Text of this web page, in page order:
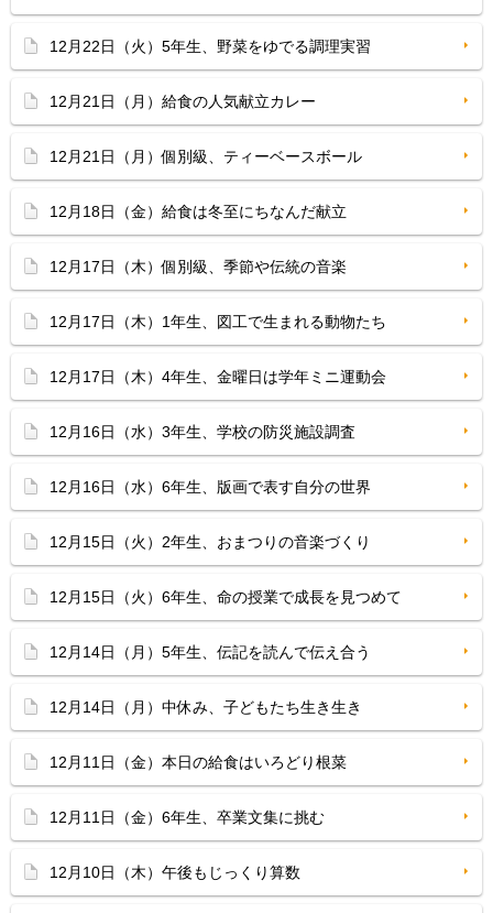
12月22日（火）5年生、野菜をゆでる調理実習
12月21日（月）給食の人気献立カレー
12月21日（月）個別級、ティーベースボール
12月18日（金）給食は冬至にちなんだ献立
12月17日（木）個別級、季節や伝統の音楽
12月17日（木）1年生、図工で生まれる動物たち
12月17日（木）4年生、金曜日は学年ミニ運動会
12月16日（水）3年生、学校の防災施設調査
12月16日（水）6年生、版画で表す自分の世界
12月15日（火）2年生、おまつりの音楽づくり
12月15日（火）6年生、命の授業で成長を見つめて
12月14日（月）5年生、伝記を読んで伝え合う
12月14日（月）中休み、子どもたち生き生き
12月11日（金）本日の給食はいろどり根菜
12月11日（金）6年生、卒業文集に挑む
12月10日（木）午後もじっくり算数